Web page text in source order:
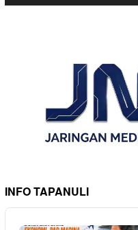
INFO TAPANULI